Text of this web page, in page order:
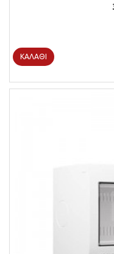
ΚΑΛΆΘΙ